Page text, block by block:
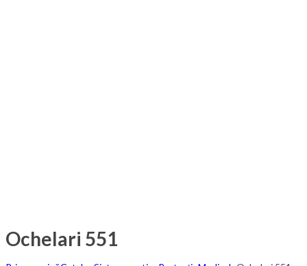
Ochelari 551